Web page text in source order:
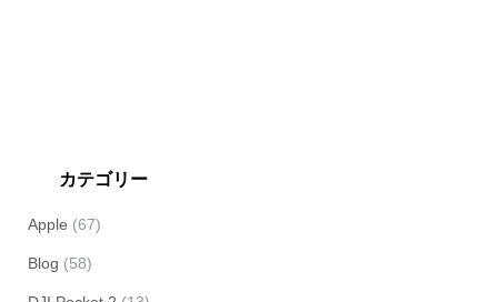
カテゴリー
Apple (67)
Blog (58)